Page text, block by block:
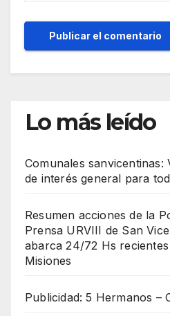
Lo más leído
Comunales sanvicentinas:
de interés general para
Resumen acciones de la
Prensa URVIII de San
abarca 24/72 Hs
Misiones
Publicidad: 5 Hermanos –